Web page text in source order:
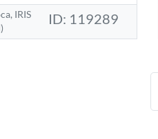
IRIS
ID: 119289